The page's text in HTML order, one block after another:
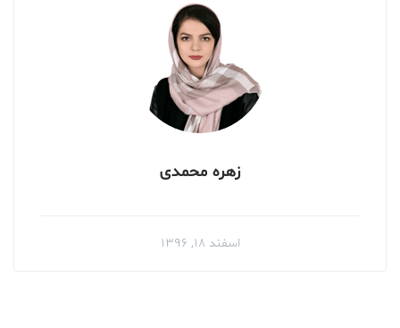
زهره محمدی
اسفند ۱۸, ۱۳۹۶